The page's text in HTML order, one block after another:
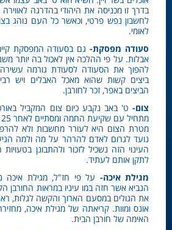
בדרך זו מכניסה את היהודי בהדרגה
לחשבון נפש פרטי, וכאשר כל העם נוהג
לאומי.
סעודה מפסקת- גם בסעודה המפסקת
אבלות. על פי ההלכה אין לאכול בה יותר
להפוך את הסעודה לסעודת גורמה עשירה.
ביצים קשות שהוא מאכל האבלים ויש
הביצים באפר, זכר לחורבן.
צום- ט' באב נקבע כיום צום המקביל
מטרת הצום היא לעורר מחשבות ולא
נועד לגרום לאדם להרהר על מה ולמה
העינוי הזה נשכיל לזכור ולהתבונן
לתקן אותם לעתיד.
מגילת איכה- על פי חז"ל, מגילת איכה
הנביא אשר חזה במו עיניו במראות החורבן
את הגולים במסעם הארוך והקשה לגלות,
אונס ומוות. קריאתה של מגילת איכה,
האימה של חורבן הבית.